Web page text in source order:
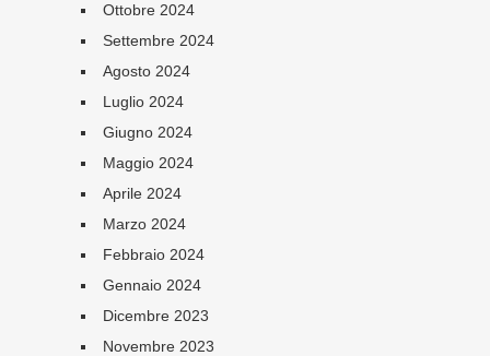
Ottobre 2024
Settembre 2024
Agosto 2024
Luglio 2024
Giugno 2024
Maggio 2024
Aprile 2024
Marzo 2024
Febbraio 2024
Gennaio 2024
Dicembre 2023
Novembre 2023